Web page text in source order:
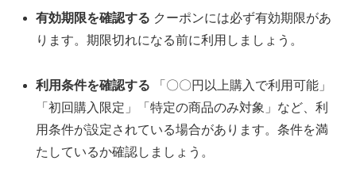
有効期限を確認する クーポンには必ず有効期限があ
ります。期限切れになる前に利用しましょう。
利用条件を確認する 「〇〇円以上購入で利用可能」
「初回購入限定」「特定の商品のみ対象」など、利
用条件が設定されている場合があります。条件を満
たしているか確認しましょう。